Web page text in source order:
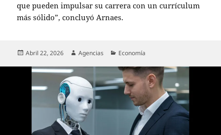
que pueden impulsar su carrera con un currículum
más sólido”, concluyó Arnaes.
Publicado
Abril 22, 2026 Autor
Agencias Categorías
Economía